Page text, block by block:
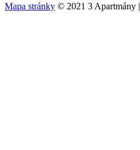
Mapa stránky © 2021 3 Apartmány |